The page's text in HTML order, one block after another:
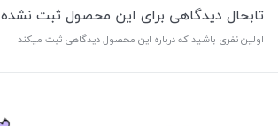
تابحال دیدگاهی برای این محصول ثبت نشده
اولین نفری باشید که درباره این محصول دیدگاهی ثبت میکند